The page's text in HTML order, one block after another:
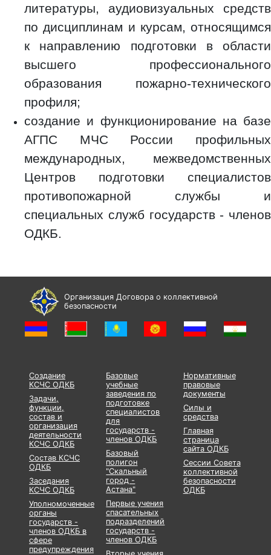
литературы, аудиовизуальных средств
по дисциплинам и курсам, относящимся
к направлению подготовки в области
высшего профессионального
образования пожарно-технического
профиля;
создание и функционирование на базе
АГПС МЧС России профильных
международных, межведомственных
Центров подготовки специалистов
противопожарной службы и
специальных служб государств - членов
ОДКБ.
Организация Договора о коллективной
безопасности
Создание
КСЧС ОДКБ
Задачи,
функции,
состав и
организация
деятельности
КСЧС ОДКБ
Состав КСЧС
ОДКБ
Заседания
КСЧС ОДКБ
Уполномоченные
органы
государств -
членов ОДКБ в
сфере
предупреждения
Базовые
учебные
заведения по
подготовке
специалистов
для
государств -
членов ОДКБ
Базовый
полигон
"Скальный
город -
Астана"
Первые учения
спасательных
подразделений
государств -
членов ОДКБ
Нормативные
правовые
документы
Силы и
средства
Главная
страница
сайта ОДКБ
Сессии Совета
коллективной
безопасности
ОДКБ